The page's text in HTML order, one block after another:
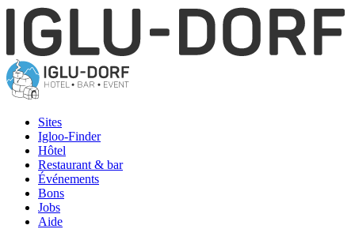
Sites
Igloo-Finder
Hôtel
Restaurant & bar
Événements
Bons
Jobs
Aide